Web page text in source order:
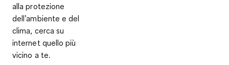
alla protezione
dell’ambiente e del
clima, cerca su
internet quello più
vicino a te.